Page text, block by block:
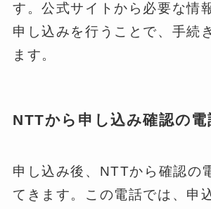
す。公式サイトから必要な情
申し込みを行うことで、手続
ます。
NTTから申し込み確認の
申し込み後、NTTから確認の
てきます。この電話では、申